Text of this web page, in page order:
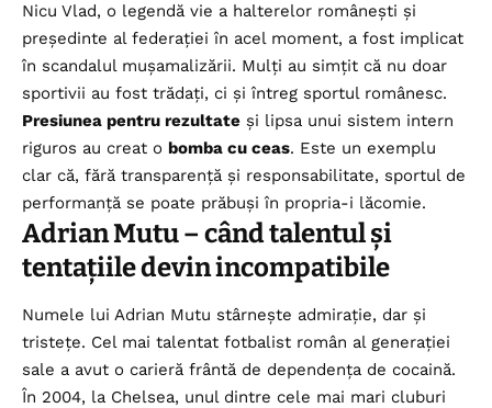
Nicu Vlad, o legendă vie a halterelor românești și
președinte al federației în acel moment, a fost implicat
în scandalul mușamalizării. Mulți au simțit că nu doar
sportivii au fost trădați, ci și întreg sportul românesc.
Presiunea pentru rezultate și lipsa unui sistem intern
riguros au creat o bomba cu ceas. Este un exemplu
clar că, fără transparență și responsabilitate, sportul de
performanță se poate prăbuși în propria-i lăcomie.
Adrian Mutu – când talentul și
tentațiile devin incompatibile
Numele lui Adrian Mutu stârnește admirație, dar și
tristețe. Cel mai talentat fotbalist român al generației
sale a avut o carieră frântă de dependența de cocaină.
În 2004, la Chelsea, unul dintre cele mai mari cluburi